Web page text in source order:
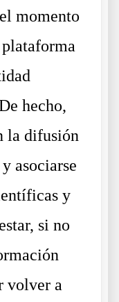
momento
hecho,
la difusión
asociarse
y
si no
volver a